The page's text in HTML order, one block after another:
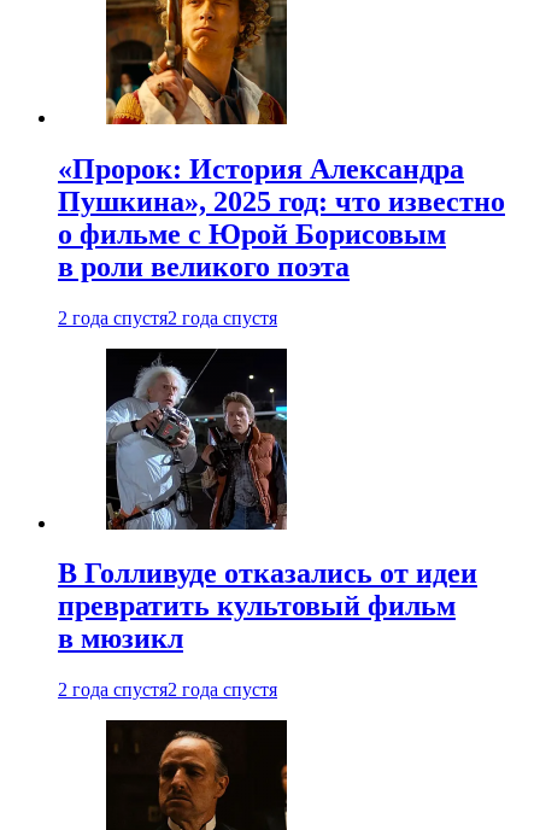
«Пророк: История Александра
Пушкина», 2025 год: что известно
о фильме с Юрой Борисовым
в роли великого поэта
2 года спустя2 года спустя
В Голливуде отказались от идеи
превратить культовый фильм
в мюзикл
2 года спустя2 года спустя